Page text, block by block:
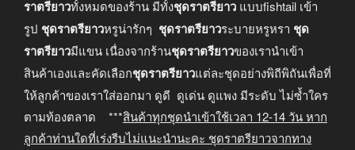
ราตรียาวทั้งหมดของร้าน มีทั้งชุดราตรียาว แบบfishtail เข้า
รูป ชุดราตรียาวหรูน่ารักๆ ชุดราตรียาวระบายหรูหรา ชุด
ราตรียาวมีแขน เนื่องจากร้านชุดราตรียาวของเรานำเข้า
สินค้าเองและคัดเลือกชุดราตรียาวแต่ละชุดอย่างพิถีพิถันเพื่อที่
ให้ลูกค้าของเราใส่ออกมา ดูดี ดูเด่น ดูแพง มีระดับ ไม่ซ้ำใคร
ตามท้องตลาด ***สินค้าทุกชุดนำเข้าใช้เวลา 12-14 วัน หาก
ลูกค้าท่านใดที่เร่งรีบไม่แนะนำนะคะ ชุดราตรียาวจากทาง